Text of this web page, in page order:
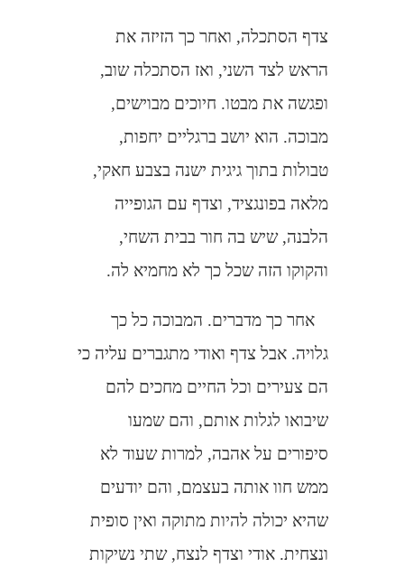
צדף הסתכלה, ואחר כך הזיזה את
הראש לצד השני, ואז הסתכלה שוב,
ופגשה את מבטו. חיוכים מבוישים,
מבוכה. הוא יושב ברגליים יחפות,
טבולות בתוך גיגית ישנה בצבע חאקי,
מלאה בפונגציד, וצדף עם הגופייה
הלבנה, שיש בה חור בבית השחי,
והקוקו הזה שכל כך לא מחמיא לה.
אחר כך מדברים. המבוכה כל כך
גלויה. אבל צדף ואודי מתגברים עליה כי
הם צעירים וכל החיים מחכים להם
שיבואו לגלות אותם, והם שמעו
סיפורים על אהבה, למרות שעוד לא
ממש חוו אותה בעצמם, והם יודעים
שהיא יכולה להיות מתוקה ואין סופית
ונצחית. אודי וצדף לנצח, שתי נשיקות